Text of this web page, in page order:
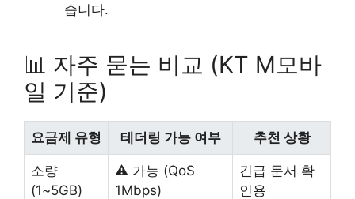
습니다.
📊 자주 묻는 비교 (KT M모바
일 기준)
요금제 유형 테더링 가능 여부 추천 상황
소량
(1~5GB)
⚠️ 가능 (QoS
1Mbps)
긴급 문서 확
인용